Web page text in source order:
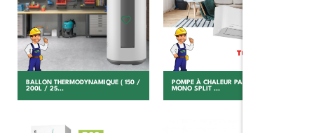
BALLON THERMODYNAMIQUE ( 150 /
200L / 25...
POMPE À CHALEUR PAC AIR/AIR
MONO SPLIT ...